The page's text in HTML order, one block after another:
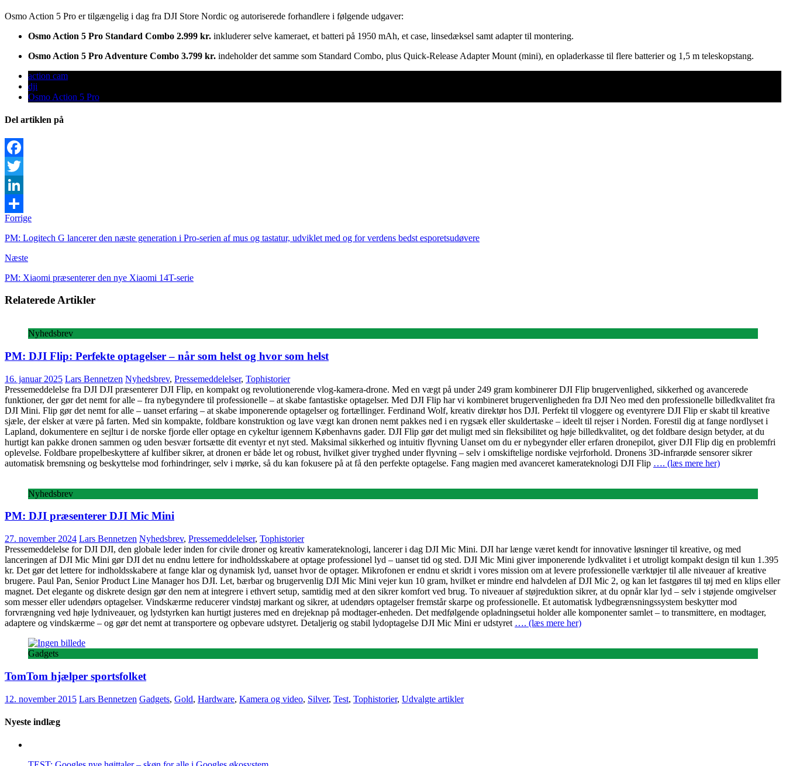
Osmo Action 5 Pro er tilgængelig i dag fra DJI Store Nordic og autoriserede forhandlere i følgende udgaver:
Osmo Action 5 Pro Standard Combo 2.999 kr. inkluderer selve kameraet, et batteri på 1950 mAh, et case, linsedæksel samt adapter til montering.
Osmo Action 5 Pro Adventure Combo 3.799 kr. indeholder det samme som Standard Combo, plus Quick-Release Adapter Mount (mini), en opladerkasse til flere batterier og 1,5 m teleskopstang.
action cam
dji
Osmo Action 5 Pro
Del artiklen på
Facebook
Twitter
LinkedIn
Share
Forrige
PM: Logitech G lancerer den næste generation i Pro-serien af mus og tastatur, udviklet med og for verdens bedst esporetsudøvere
Næste
PM: Xiaomi præsenterer den nye Xiaomi 14T-serie
Relaterede Artikler
Nyhedsbrev
PM: DJI Flip: Perfekte optagelser – når som helst og hvor som helst
16. januar 2025 Lars Bennetzen Nyhedsbrev, Pressemeddelelser, Tophistorier
Pressemeddelelse fra DJI DJI præsenterer DJI Flip, en kompakt og revolutionerende vlog-kamera-drone. Med en vægt på under 249 gram kombinerer DJI Flip brugervenlighed, sikkerhed og avancerede
funktioner, der gør det nemt for alle – fra nybegyndere til professionelle – at skabe fantastiske optagelser. Med DJI Flip har vi kombineret brugervenligheden fra DJI Neo med den professionelle billedkvalitet fra
DJI Mini. Flip gør det nemt for alle – uanset erfaring – at skabe imponerende optagelser og fortællinger. Ferdinand Wolf, kreativ direktør hos DJI. Perfekt til vloggere og eventyrere DJI Flip er skabt til kreative
sjæle, der elsker at være på farten. Med sin kompakte, foldbare konstruktion og lave vægt kan dronen nemt pakkes ned i en rygsæk eller skuldertaske – ideelt til rejser i Norden. Forestil dig at fange nordlyset i
Lapland, dokumentere en sejltur i de norske fjorde eller optage en cykeltur igennem Københavns gader. DJI Flip gør det muligt med sin fleksibilitet og høje billedkvalitet, og det foldbare design betyder, at du
hurtigt kan pakke dronen sammen og uden besvær fortsætte dit eventyr et nyt sted. Maksimal sikkerhed og intuitiv flyvning Uanset om du er nybegynder eller erfaren dronepilot, giver DJI Flip dig en problemfri
oplevelse. Foldbare propelbeskyttere af kulfiber sikrer, at dronen er både let og robust, hvilket giver tryghed under flyvning – selv i omskiftelige nordiske vejrforhold. Dronens 3D-infrarøde sensorer sikrer
automatisk bremsning og beskyttelse mod forhindringer, selv i mørke, så du kan fokusere på at få den perfekte optagelse. Fang magien med avanceret kamerateknologi DJI Flip …. (læs mere her)
Nyhedsbrev
PM: DJI præsenterer DJI Mic Mini
27. november 2024 Lars Bennetzen Nyhedsbrev, Pressemeddelelser, Tophistorier
Pressemeddelelse for DJI DJI, den globale leder inden for civile droner og kreativ kamerateknologi, lancerer i dag DJI Mic Mini. DJI har længe været kendt for innovative løsninger til kreative, og med
lanceringen af DJI Mic Mini gør DJI det nu endnu lettere for indholdsskabere at optage professionel lyd – uanset tid og sted. DJI Mic Mini giver imponerende lydkvalitet i et utroligt kompakt design til kun 1.395
kr. Det gør det lettere for indholdsskabere at fange klar og dynamisk lyd, uanset hvor de optager. Mikrofonen er endnu et skridt i vores mission om at levere professionelle værktøjer til alle niveauer af kreative
brugere. Paul Pan, Senior Product Line Manager hos DJI. Let, bærbar og brugervenlig DJI Mic Mini vejer kun 10 gram, hvilket er mindre end halvdelen af DJI Mic 2, og kan let fastgøres til tøj med en klips eller
magnet. Det elegante og diskrete design gør den nem at integrere i ethvert setup, samtidig med at den sikrer komfort ved brug. To niveauer af støjreduktion sikrer, at du opnår klar lyd – selv i støjende omgivelser
som messer eller udendørs optagelser. Vindskærme reducerer vindstøj markant og sikrer, at udendørs optagelser fremstår skarpe og professionelle. Et automatisk lydbegrænsningssystem beskytter mod
forvrængning ved høje lydniveauer, og lydstyrken kan hurtigt justeres med en drejeknap på modtager-enheden. Det medfølgende opladningsetui holder alle komponenter samlet – to transmittere, en modtager,
adaptere og vindskærme – og gør det nemt at transportere og opbevare udstyret. Detaljerig og stabil lydoptagelse DJI Mic Mini er udstyret …. (læs mere her)
Gadgets
TomTom hjælper sportsfolket
12. november 2015 Lars Bennetzen Gadgets, Gold, Hardware, Kamera og video, Silver, Test, Tophistorier, Udvalgte artikler
Nyeste indlæg